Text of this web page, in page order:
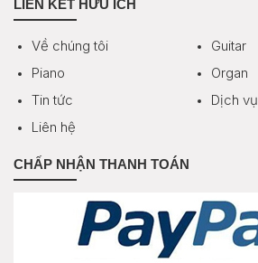
LIÊN KẾT HỮU ÍCH
Về chúng tôi
Guitar
Piano
Organ
Tin tức
Dịch vụ
Liên hệ
CHẤP NHẬN THANH TOÁN